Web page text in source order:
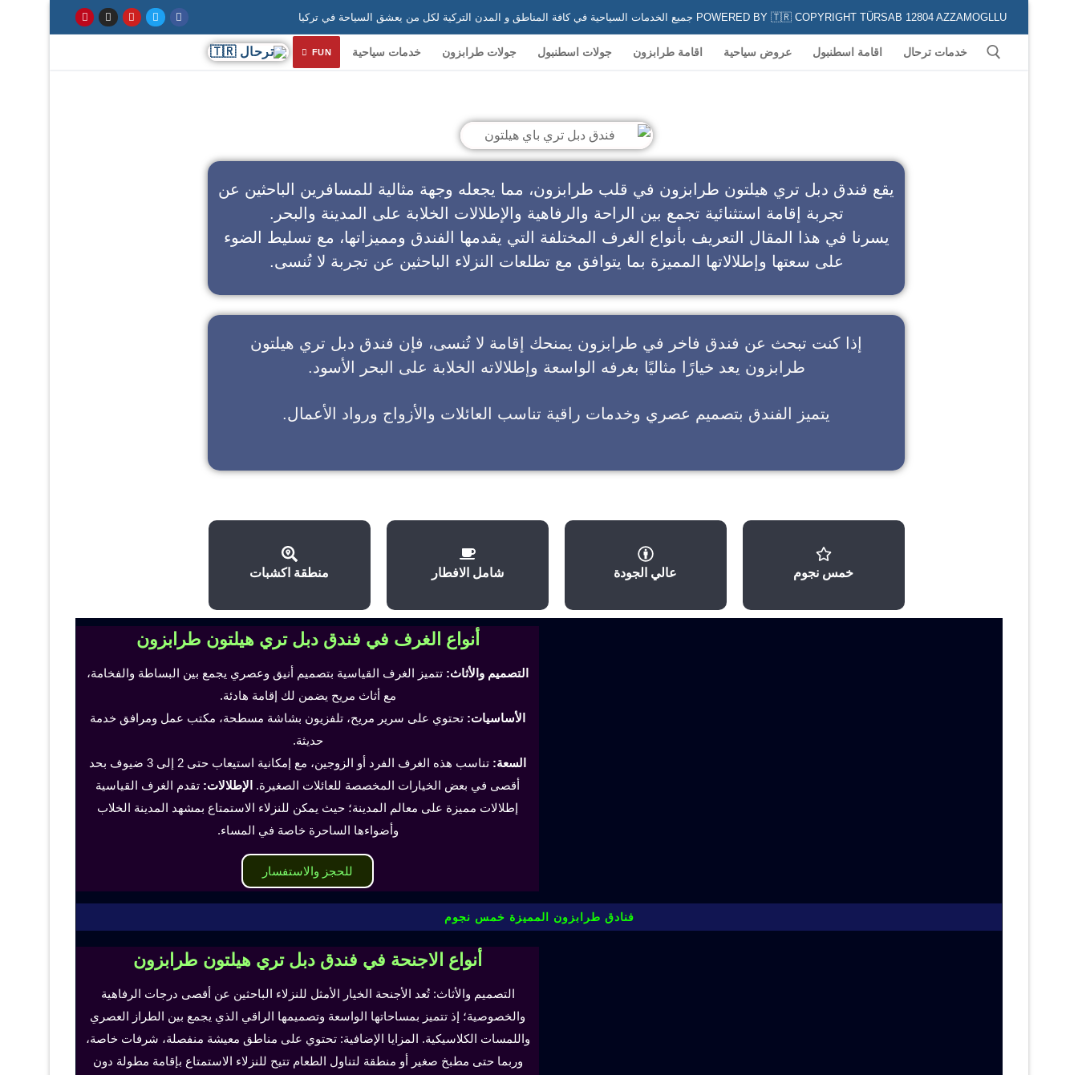
POWERED BY 🇹🇷 COPYRIGHT TÜRSAB 12804 AZZAMOGLLU جميع الخدمات السياحية في كافة المناطق و المدن التركية لكل من يعشق السياحة في تركيا
خدمات ترحال اقامة اسطنبول عروض سياحية اقامة طرابزون جولات اسطنبول جولات طرابزون خدمات سياحية FUN
يقع فندق دبل تري هيلتون طرابزون في قلب طرابزون، مما يجعله وجهة مثالية للمسافرين الباحثين عن
تجربة إقامة استثنائية تجمع بين الراحة والرفاهية والإطلالات الخلابة على المدينة والبحر.
يسرنا في هذا المقال التعريف بأنواع الغرف المختلفة التي يقدمها الفندق ومميزاتها، مع تسليط الضوء
على سعتها وإطلالاتها المميزة بما يتوافق مع تطلعات النزلاء الباحثين عن تجربة لا تُنسى.
إذا كنت تبحث عن فندق فاخر في طرابزون يمنحك إقامة لا تُنسى، فإن فندق دبل تري هيلتون
طرابزون يعد خيارًا مثاليًا بغرفه الواسعة وإطلالاته الخلابة على البحر الأسود.
يتميز الفندق بتصميم عصري وخدمات راقية تناسب العائلات والأزواج ورواد الأعمال.
خمس نجوم عالي الجودة شامل الافطار منطقة اكشبات
أنواع الغرف في فندق دبل تري هيلتون طرابزون
التصميم والأثاث: تتميز الغرف القياسية بتصميم أنيق وعصري يجمع بين البساطة والفخامة،
مع أثاث مريح يضمن لك إقامة هادئة.
الأساسيات: تحتوي على سرير مريح، تلفزيون بشاشة مسطحة، مكتب عمل ومرافق خدمة
حديثة.
السعة:
تناسب هذه الغرف الفرد أو الزوجين، مع إمكانية استيعاب حتى 2 إلى 3 ضيوف بحد
أقصى في بعض الخيارات المخصصة للعائلات الصغيرة. الإطلالات: تقدم الغرف القياسية
إطلالات مميزة على معالم المدينة؛ حيث يمكن للنزلاء الاستمتاع بمشهد المدينة الخلاب
وأضواءها الساحرة خاصة في المساء.
للحجز والاستفسار
فنادق طرابزون المميزة خمس نجوم
أنواع الاجنحة في فندق دبل تري هيلتون طرابزون
التصميم والأثاث: تُعد الأجنحة الخيار الأمثل للنزلاء الباحثين عن أقصى درجات الرفاهية
والخصوصية؛ إذ تتميز بمساحاتها الواسعة وتصميمها الراقي الذي يجمع بين الطراز العصري
واللمسات الكلاسيكية. المزايا الإضافية: تحتوي على مناطق معيشة منفصلة، شرفات خاصة،
وربما حتى مطبخ صغير أو منطقة لتناول الطعام تتيح للنزلاء الاستمتاع بإقامة مطولة دون